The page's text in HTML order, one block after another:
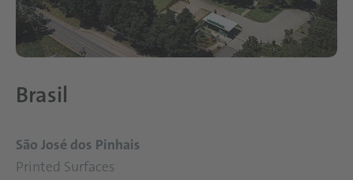
Karriere
Brasil
São José dos Pinhais
Printed Surfaces